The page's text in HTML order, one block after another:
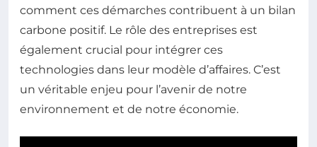
comment ces démarches contribuent à un bilan
carbone positif. Le rôle des entreprises est
également crucial pour intégrer ces
technologies dans leur modèle d’affaires. C’est
un véritable enjeu pour l’avenir de notre
environnement et de notre économie.